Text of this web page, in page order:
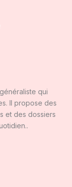
qui
Il propose des
et des dossiers